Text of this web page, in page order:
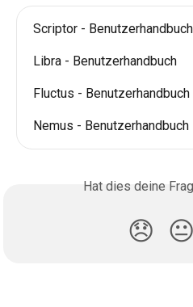
Scriptor - Benutzerhandbuch
Libra - Benutzerhandbuch
Fluctus - Benutzerhandbuch
Nemus - Benutzerhandbuch
Hat dies deine
😞 😐